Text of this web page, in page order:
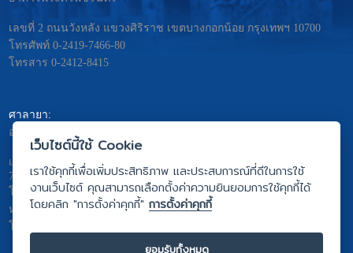
เลขที่ 2 ถนนวังหลัง แขวงศิริราช เขตบางกอกน้อย กรุงเทพฯ 10700
โทรศัพท์ 0-2419-7466-80
โทรสาร 0-2412-8415
ศาลายา:
อาคารมหิดลอดุลยเดช – พระศรีนครินทร
เลขที่ 999 ถ.พุทธมณฑลสาย4 ต. ศาลายา อ.พุทธมณฑล จ.นครปฐม
73170
โทรศัพท์ 0-2441-5333
หรือ 0-2441-5275 ถึง 81
โทรสาร 0-2441-5442
เว็บไซต์นี้ใช้ Cookie
เราใช้คุกกี้เพื่อเพิ่มประสิทธิภาพ และประสบการณ์ที่ดีในการใช้
งานเว็บไซต์ คุณสามารถเลือกตั้งค่าความยินยอมการใช้คุกกี้ได้
โดยคลิก "การตั้งค่าคุกกี้"การตั้งค่าคุกกี้
ยอมรับทั้งหมด